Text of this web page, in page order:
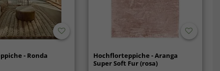
- Ronda
Hochflorteppiche - Aranga
Super Soft Fur (rosa)